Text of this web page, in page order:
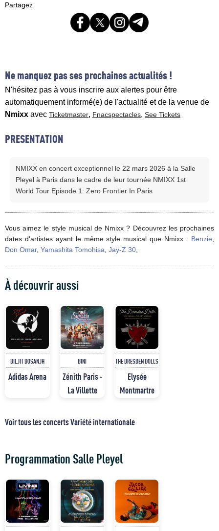
Partagez
Ne manquez pas ses prochaines actualités !
N'hésitez pas à vous inscrire aux alertes pour être
automatiquement informé(e) de l'actualité et de la venue de
Nmixx avec Ticketmaster, Fnacspectacles, See Tickets
PRESENTATION
NMIXX en concert exceptionnel le 22 mars 2026 à la Salle
Pleyel à Paris dans le cadre de leur tournée NMIXX 1st
World Tour Episode 1: Zero Frontier In Paris
Vous aimez le style musical de Nmixx ? Découvrez les prochaines
dates d'artistes ayant le même style musical que Nmixx : Benzie
Don Omar, Yamashita Tomohisa Jaÿ-Z 30
À découvrir aussi
DILJIT DOSANJH
Adidas Arena
BINI
Zénith Paris -
La Villette
THE DRESDEN DOLLS
Elysée
Montmartre
Voir tous les concerts Variété internationale
Programmation Salle Pleyel